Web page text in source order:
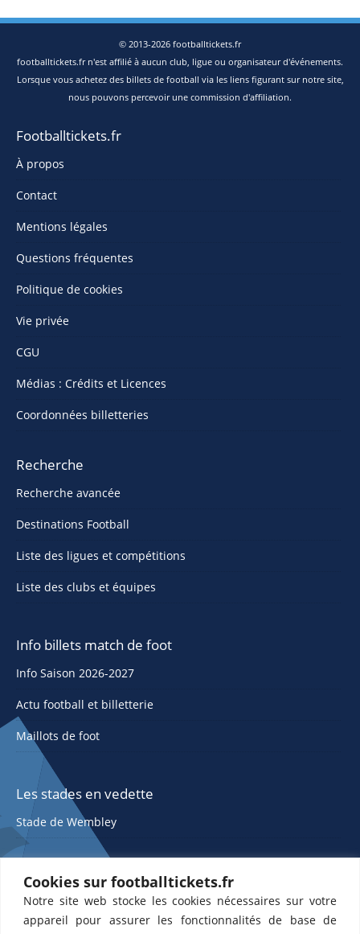
Cookies sur footballtickets.fr
Notre site web stocke les cookies nécessaires sur votre
appareil pour assurer les fonctionnalités de base de
© 2013-2026 footballtickets.fr
footballtickets.fr n'est affilié à aucun club, ligue ou organisateur d'événements.
Lorsque vous achetez des billets de football via les liens figurant sur notre site,
nous pouvons percevoir une commission d'affiliation.
Footballtickets.fr
À propos
Contact
Mentions légales
Questions fréquentes
Politique de cookies
Vie privée
CGU
Médias : Crédits et Licences
Coordonnées billetteries
Recherche
Recherche avancée
Destinations Football
Liste des ligues et compétitions
Liste des clubs et équipes
Info billets match de foot
Info Saison 2026-2027
Actu football et billetterie
Maillots de foot
Les stades en vedette
Stade de Wembley